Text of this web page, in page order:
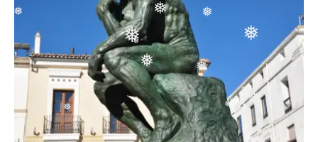
❅
❅
❅
❅
❅
❅
❅
❅
❅
❅